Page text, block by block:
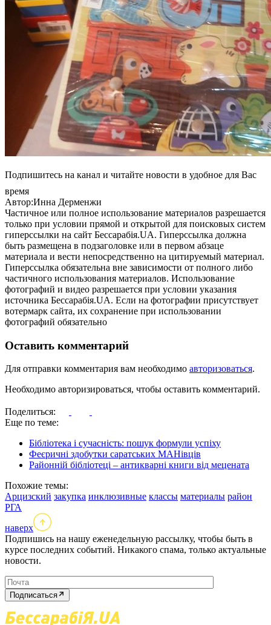
Подпишитесь на канал и читайте новости в удобное для Вас
время
Автор:Инна Дерменжи
Частичное или полное использование материалов разрешается
только при условии прямой и открытой для поисковых систем
гиперссылки на сайт Бессарабія.UA. Гиперссылка должна
быть размещена в подзаголовке или в первом абзаце
материала и вести непосредственно на цитируемый материал.
Гиперссылка обязательна вне зависимости от полного либо
частичного использования материалов. Использование
фотографий и видео разрешается при условии указания
источника Бессарабія.UA. Если на фотографии присутствует
вотермарк сайта, их сохранение при использовании
фотографий обязательно
Оставить комментарий
Для отправки комментария вам необходимо авторизоваться.
Необходимо авторизироваться, чтобы оставить комментарий.
Поделиться:
Еще по теме:
Бібліотека і сучасність: пошук формули успіху
Феєричні здобутки саратських МАНівців
Районній бібліотеці – антикварні книги від мецената
Похожие темы:
Арцизский закупка инклюзивные классы материалы район
РГА
наверх
Подпишись на нашу еженедельную рассылку, чтобы быть в
курсе последних событий. Никакого спама, только актуальные
новости.
Подписаться